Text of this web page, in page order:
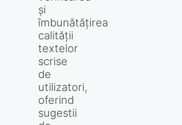
și
îmbunătățirea
calității
textelor
scrise
de
utilizatori,
oferind
sugestii